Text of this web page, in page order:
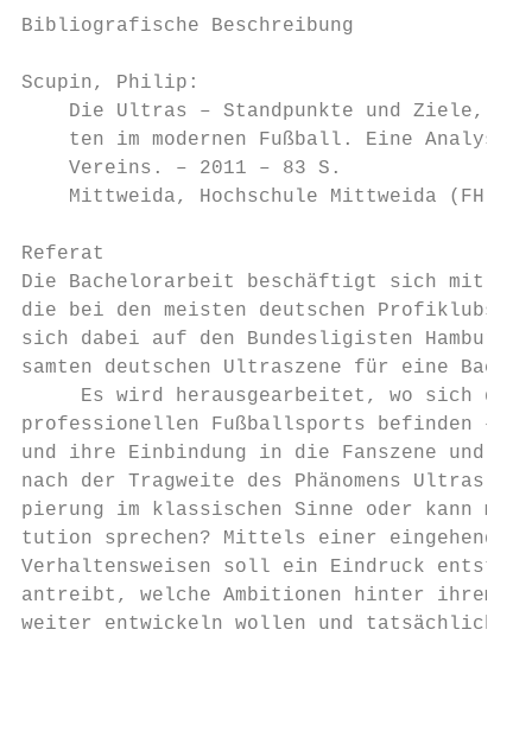
Bibliografische Beschreibung
Scupin, Philip:
Die Ultras – Standpunkte und Ziele,
ten im modernen Fußball. Eine Analyse
    Vereins. – 2011 – 83 S.
Mittweida, Hochschule Mittweida (FH),
Referat
Die Bachelorarbeit beschäftigt sich mit
die bei den meisten deutschen Profiklubs
sich dabei auf den Bundesligisten
samten deutschen Ultraszene für eine
Es wird herausgearbeitet, wo sich
professionellen Fußballsports befinden –
und ihre Einbindung in die Fanszene und
nach der Tragweite des Phänomens Ultras:
pierung im klassischen Sinne oder kann
tution sprechen? Mittels einer
Verhaltensweisen soll ein Eindruck
antreibt, welche Ambitionen hinter ihrem
weiter entwickeln wollen und tatsächlich